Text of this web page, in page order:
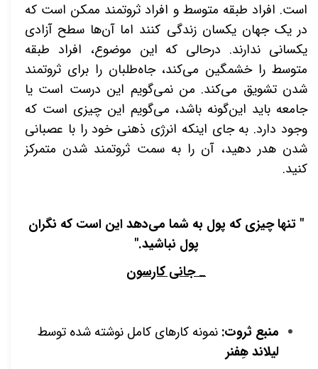
است. افراد طبقه متوسط و افراد ثروتمند ممکن است که
در یک جهان یکسان زندگی کنند اما آن‌ها سطح آزادی
یکسانی ندارند. درحالی که این موضوع، افراد طبقه
متوسط را خشمگین می‌کند، جاه‌طلبان را برای ثروتمند
شدن تشویق می‌کند. من نمی‌گویم این درست است یا
جامعه باید این‌گونه باشد، می‌گویم این چیزی است که
وجود دارد. به جای اینکه انرژی ذهنی خود را با عصبانی
شدن هدر دهید، آن را به سمت ثروتمند شدن متمرکز
کنید.
" تنها چیزی که پول به شما می‌دهد این است که نگران
پول نباشید."
_ جانی کارسون
منبع ثروت: نمونه کارهای کامل نوشته شده توسط
لیلاند هِفنر